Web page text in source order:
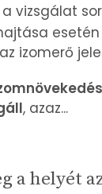
vizsgálat
izomerő
, azaz...
a helyét